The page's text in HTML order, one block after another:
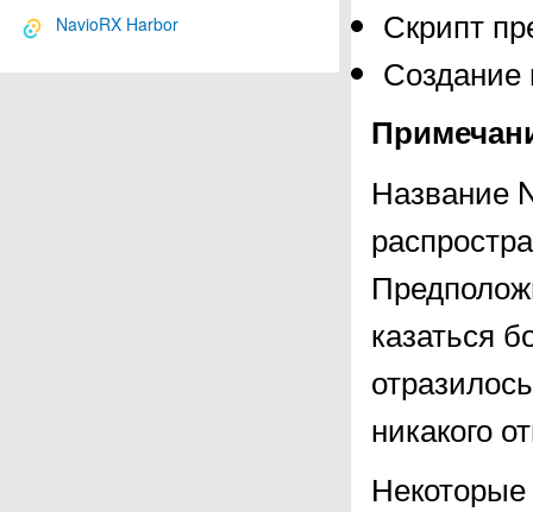
NavioRX Harbor
Скрипт
Создание
Название
казаться
никакого